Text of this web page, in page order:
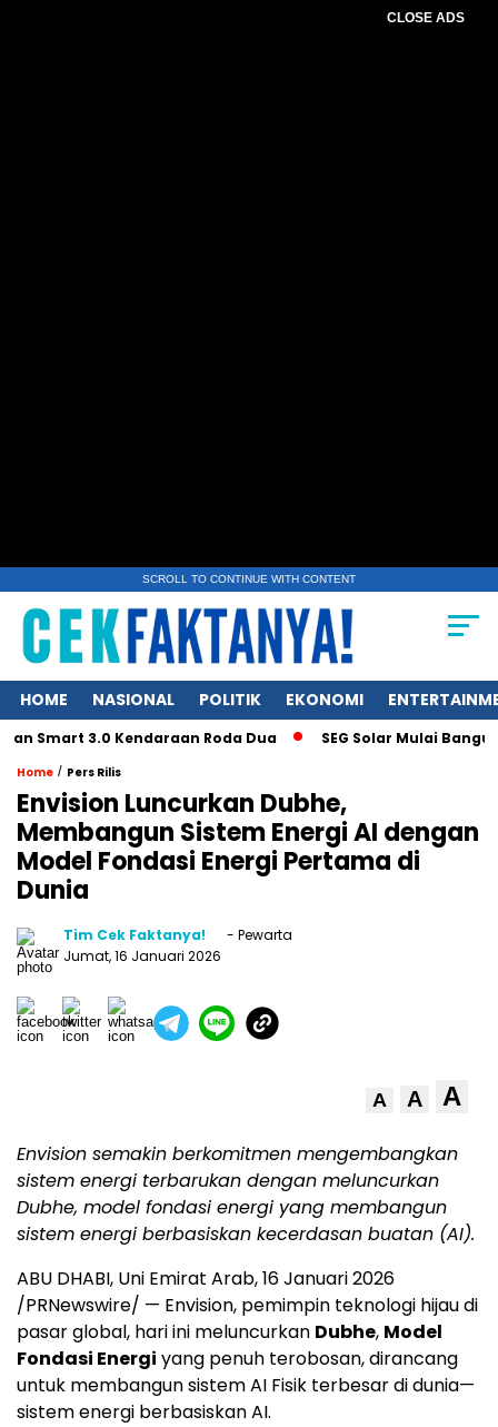
CLOSE ADS
SCROLL TO CONTINUE WITH CONTENT
HOME NASIONAL POLITIK EKONOMI
Smart 3.0 Kendaraan Roda Dua SEG Solar Mulai
Home / Pers Rilis
Envision Luncurkan Dubhe,
Membangun Sistem Energi AI dengan
Model Fondasi Energi Pertama di
Dunia
Tim Cek Faktanya!
- Pewarta
Jumat, 16 Januari 2026
A A A
Envision semakin berkomitmen mengembangkan
sistem energi terbarukan dengan meluncurkan
Dubhe, model fondasi energi yang membangun
sistem energi berbasiskan kecerdasan buatan (AI).
ABU DHABI, Uni Emirat Arab, 16 Januari 2026
/PRNewswire/ — Envision, pemimpin teknologi hijau di
pasar global, hari ini meluncurkan Dubhe, Model
Fondasi Energi yang penuh terobosan, dirancang
untuk membangun sistem AI Fisik terbesar di dunia—
sistem energi berbasiskan AI.